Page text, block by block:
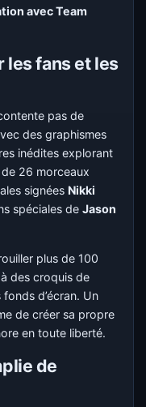
avec Team
les fans et les
pas de
des graphismes
inédites explorant
de 26 morceaux
signées Nikki
spéciales deJason
plus de 100
des croquis de
d’écran. Un
de créer sa propre
en toute liberté.
de